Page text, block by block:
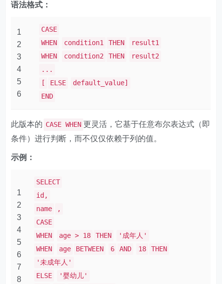
语法格式：
1
2
3
4
5
6
CASE
WHEN
condition1 THEN
result1
WHEN
condition2 THEN
result2
...
[
ELSE
default_value]
END
此版本的 CASE WHEN 更灵活，它基于任意布尔表达式（即
条件）进行判断，而不仅仅依赖于列的值。
示例：
1
2
3
4
5
6
7
8
SELECT
id,
name
,
CASE
WHEN
age > 18 THEN
'成年人'
WHEN
age BETWEEN 6 AND 18
THEN
'未成年人'
ELSE
'婴幼儿'